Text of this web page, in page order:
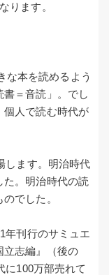
ります。
な本を読めるよう
＝音読」。でし
個人で読む時代が
します。明治時代
。明治時代の読
でした。
年刊行のサミュエ
立志編』（後の
に100万部売れて